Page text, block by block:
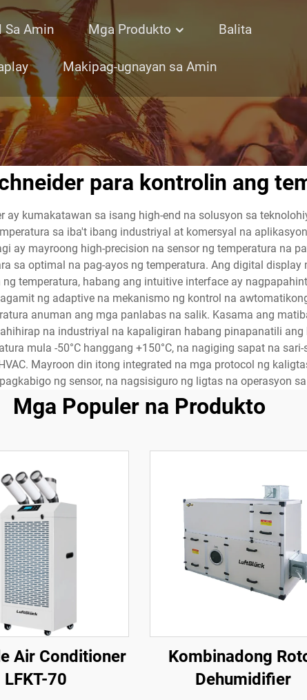
Sa Amin Mga Produkto Balita
Makipag-ugnayan sa Amin
para kontrolin ang
ay kumakatawan sa isang high-end na solusyon sa
sa iba't ibang industriyal at komersyal na
ay mayroong high-precision na sensor ng temperatura na
sa optimal na pag-ayos ng temperatura. Ang digital
temperatura, habang ang intuitive interface ay
ng adaptive na mekanismo ng kontrol na
anuman ang mga panlabas na salik. Kasama ang
na industriyal na kapaligiran habang pinapanatili ang
mula -50°C hanggang +150°C, na nagiging sapat na
Mayroon din itong integrated na mga protocol ng
ng sensor, na nagsisiguro ng ligtas na operasyon
Mga Populer na Produkto
Air Conditioner
LFKT-70
Kombinadong
Dehumidifier